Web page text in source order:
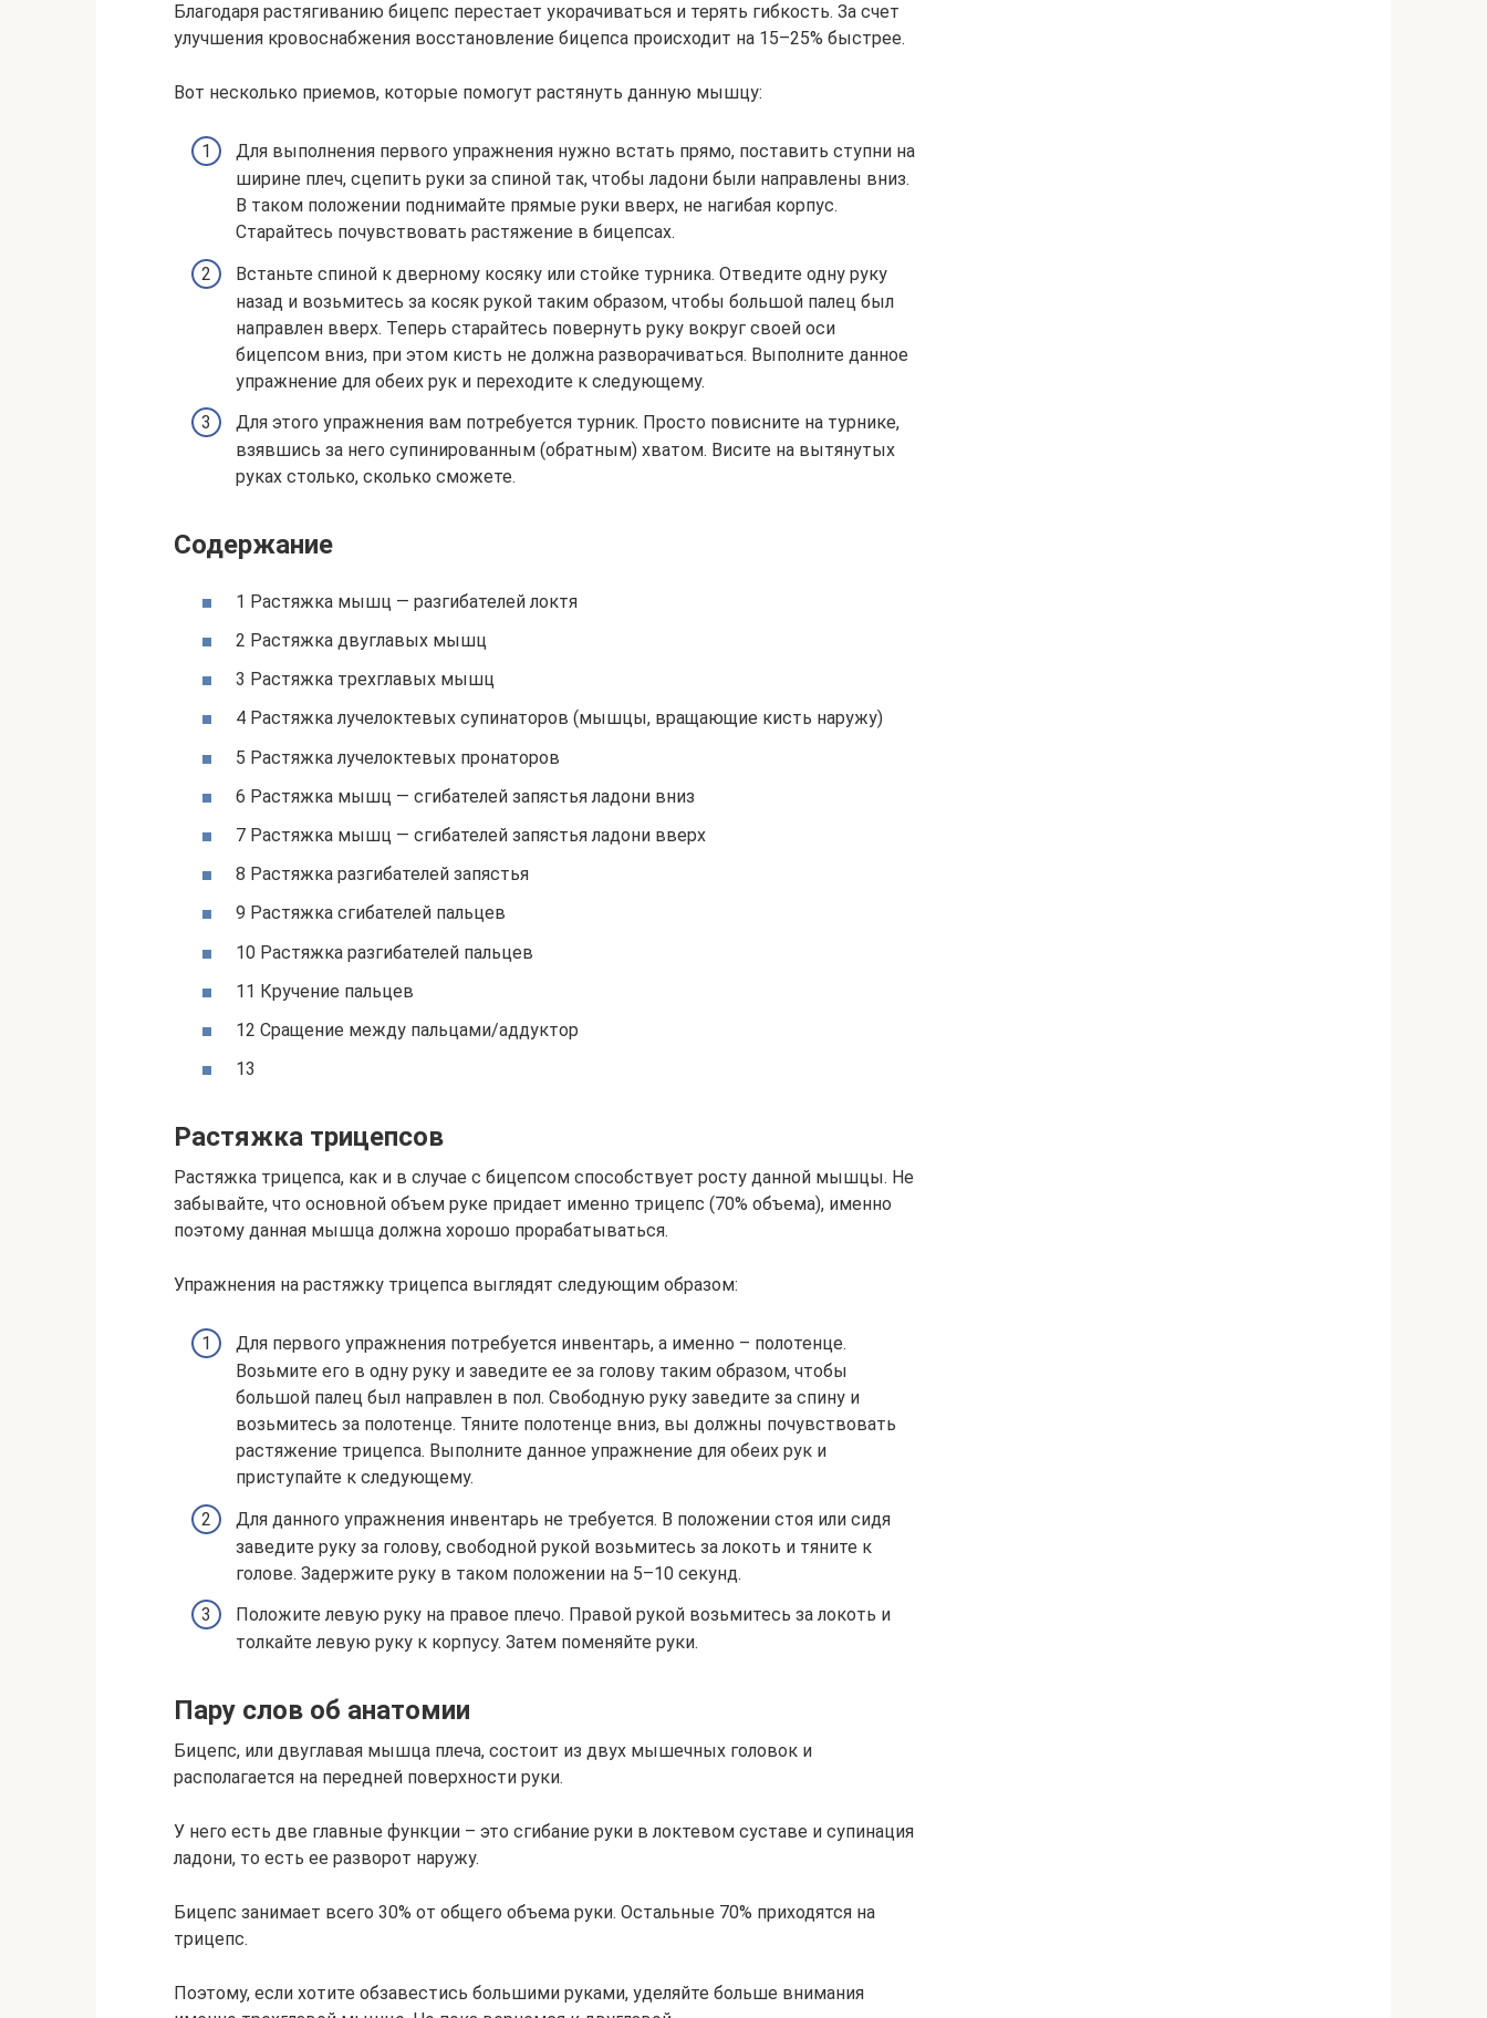
Благодаря растягиванию бицепс перестает укорачиваться и терять гибкость. За счет
улучшения кровоснабжения восстановление бицепса происходит на 15–25% быстрее.
Вот несколько приемов, которые помогут растянуть данную мышцу:
Для выполнения первого упражнения нужно встать прямо, поставить ступни на
ширине плеч, сцепить руки за спиной так, чтобы ладони были направлены вниз.
В таком положении поднимайте прямые руки вверх, не нагибая корпус.
Старайтесь почувствовать растяжение в бицепсах.
Встаньте спиной к дверному косяку или стойке турника. Отведите одну руку
назад и возьмитесь за косяк рукой таким образом, чтобы большой палец был
направлен вверх. Теперь старайтесь повернуть руку вокруг своей оси
бицепсом вниз, при этом кисть не должна разворачиваться. Выполните данное
упражнение для обеих рук и переходите к следующему.
Для этого упражнения вам потребуется турник. Просто повисните на турнике,
взявшись за него супинированным (обратным) хватом. Висите на вытянутых
руках столько, сколько сможете.
Содержание
1 Растяжка мышц — разгибателей локтя
2 Растяжка двуглавых мышц
3 Растяжка трехглавых мышц
4 Растяжка лучелоктевых супинаторов (мышцы, вращающие кисть наружу)
5 Растяжка лучелоктевых пронаторов
6 Растяжка мышц — сгибателей запястья ладони вниз
7 Растяжка мышц — сгибателей запястья ладони вверх
8 Растяжка разгибателей запястья
9 Растяжка сгибателей пальцев
10 Растяжка разгибателей пальцев
11 Кручение пальцев
12 Сращение между пальцами/аддуктор
13
Растяжка трицепсов
Растяжка трицепса, как и в случае с бицепсом способствует росту данной мышцы. Не
забывайте, что основной объем руке придает именно трицепс (70% объема), именно
поэтому данная мышца должна хорошо прорабатываться.
Упражнения на растяжку трицепса выглядят следующим образом:
Для первого упражнения потребуется инвентарь, а именно – полотенце.
Возьмите его в одну руку и заведите ее за голову таким образом, чтобы
большой палец был направлен в пол. Свободную руку заведите за спину и
возьмитесь за полотенце. Тяните полотенце вниз, вы должны почувствовать
растяжение трицепса. Выполните данное упражнение для обеих рук и
приступайте к следующему.
Для данного упражнения инвентарь не требуется. В положении стоя или сидя
заведите руку за голову, свободной рукой возьмитесь за локоть и тяните к
голове. Задержите руку в таком положении на 5–10 секунд.
Положите левую руку на правое плечо. Правой рукой возьмитесь за локоть и
толкайте левую руку к корпусу. Затем поменяйте руки.
Пару слов об анатомии
Бицепс, или двуглавая мышца плеча, состоит из двух мышечных головок и
располагается на передней поверхности руки.
У него есть две главные функции – это сгибание руки в локтевом суставе и супинация
ладони, то есть ее разворот наружу.
Бицепс занимает всего 30% от общего объема руки. Остальные 70% приходятся на
трицепс.
Поэтому, если хотите обзавестись большими руками, уделяйте больше внимания